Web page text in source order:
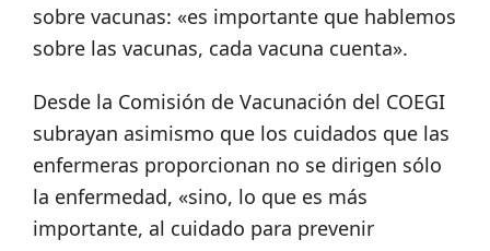
sobre vacunas: «es importante que hablemos
sobre las vacunas, cada vacuna cuenta».
Desde la Comisión de Vacunación del COEGI
subrayan asimismo que los cuidados que las
enfermeras proporcionan no se dirigen sólo
la enfermedad, «sino, lo que es más
importante, al cuidado para prevenir